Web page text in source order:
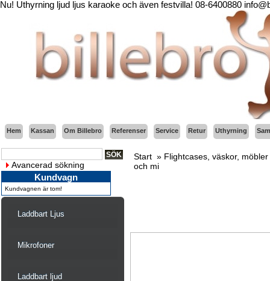
Nu! Uthyrning ljud ljus karaoke och även festvilla! 08-6400880
Hem Kassan Om Billebro Referenser Service Retur Uthyrning
Avancerad sökning
Kundvagn
Kundvagnen är tom!
Laddbart Ljus
Mikrofoner
Laddbart ljud
Start » Flightcases, väskor,
och mi